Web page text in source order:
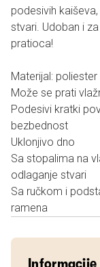
podesivih
stvari. Udoban i
pratioca!
Materijal: poliester
Može se prati
Podesivi kratki
bezbednost
Uklonjivo dno
Sa stopalima na
odlaganje stvari
Sa ručkom i
ramena